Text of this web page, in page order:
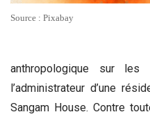
Source : Pixabay
anthropologique sur les
l’administrateur d’une
Sangam House. Contre